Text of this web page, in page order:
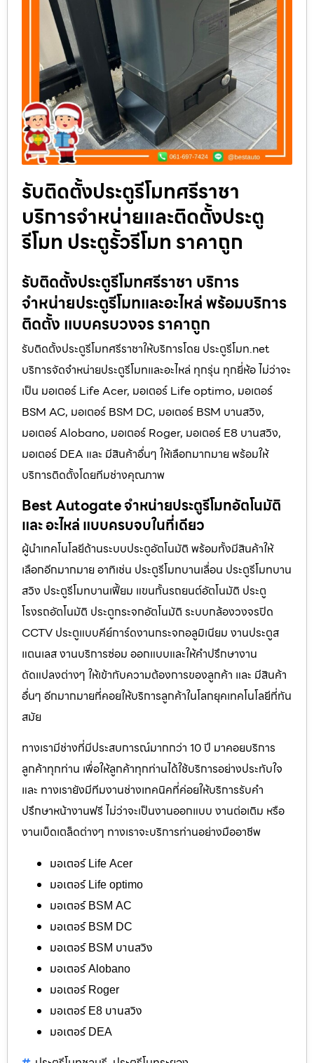
รับติดตั้งประตูรีโมทศรีราชา
บริการจำหน่ายและติดตั้งประตู
รีโมท ประตูรั้วรีโมท ราคาถูก
รับติดตั้งประตูรีโมทศรีราชา บริการ
จำหน่ายประตูรีโมทและอะไหล่ พร้อมบริการ
ติดตั้ง แบบครบวงจร ราคาถูก
รับติดตั้งประตูรีโมทศรีราชาให้บริการโดย ประตูรีโมท.net
บริการจัดจำหน่ายประตูรีโมทและอะไหล่ ทุกรุ่น ทุกยี่ห้อ ไม่ว่าจะ
เป็น มอเตอร์ Life Acer, มอเตอร์ Life optimo, มอเตอร์
BSM AC, มอเตอร์ BSM DC, มอเตอร์ BSM บานสวิง,
มอเตอร์ Alobano, มอเตอร์ Roger, มอเตอร์ E8 บานสวิง,
มอเตอร์ DEA และ มีสินค้าอื่นๆ ให้เลือกมากมาย พร้อมให้
บริการติดตั้งโดยทีมช่างคุณภาพ
Best Autogate จำหน่ายประตูรีโมทอัตโนมัติ
และ อะไหล่ แบบครบจบในที่เดียว
ผู้นำเทคโนโลยีด้านระบบประตูอัตโนมัติ พร้อมทั้งมีสินค้าให้
เลือกอีกมากมาย อาทิเช่น ประตูรีโมทบานเลื่อน ประตูรีโมทบาน
สวิง ประตูรีโมทบานเฟี้ยม แขนกั้นรถยนต์อัตโนมัติ ประตู
โรงรถอัตโนมัติ ประตูกระจกอัตโนมัติ ระบบกล้องวงจรปิด
CCTV ประตูแบบคีย์การ์ดงานกระจกอลูมิเนียม งานประตูส
แตนเลส งานบริการซ่อม ออกแบบและให้คำปรึกษางาน
ดัดแปลงต่างๆ ให้เข้ากับความต้องการของลูกค้า และ มีสินค้า
อื่นๆ อีกมากมายที่คอยให้บริการลูกค้าในโลกยุคเทคโนโลยีที่ทัน
สมัย
ทางเรามีช่างที่มีประสบการณ์มากกว่า 10 ปี มาคอยบริการ
ลูกค้าทุกท่าน เพื่อให้ลูกค้าทุกท่านได้ใช้บริการอย่างประทับใจ
และ ทางเรายังมีทีมงานช่างเทคนิคที่ค่อยให้บริการรับคำ
ปรึกษาหน้างานฟรี ไม่ว่าจะเป็นงานออกแบบ งานต่อเติม หรือ
งานเบ็ดเตล็ดต่างๆ ทางเราจะบริการท่านอย่างมืออาชีพ
มอเตอร์ Life Acer
มอเตอร์ Life optimo
มอเตอร์ BSM AC
มอเตอร์ BSM DC
มอเตอร์ BSM บานสวิง
มอเตอร์ Alobano
มอเตอร์ Roger
มอเตอร์ E8 บานสวิง
มอเตอร์ DEA